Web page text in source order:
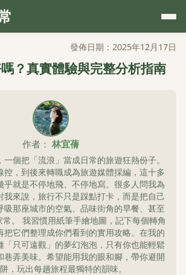
發佈日期：2025年12月17日
？真實體驗與完整分析指南
作者： 林宜蒨
個把「流浪」當成日常的旅遊狂熱份子。
控，到後來轉職成為旅遊媒體採編，這十多
乎就是不停地飛、不停地寫。很多人問我為
我來說，旅行不只是踩點打卡，而是把自己
吸那座城市的空氣、品味街角的早餐、甚至
。 我習慣用紙筆手繪地圖，記下每個轉角
把它們整理成你們看到的實用攻略。在我的
「只可遠觀」的夢幻泡泡，只有你也能輕鬆
巷弄美味。希望能用我的眼和腳，帶你避開
，玩出每趟旅程最獨特的韻味。